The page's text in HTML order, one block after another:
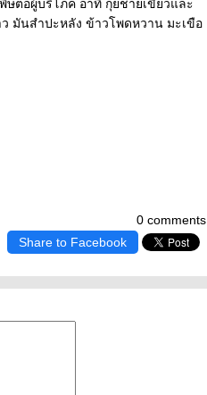
ต่อผู้บริโภค อาทิ กุยช่ายเขียวและ
มันสำปะหลัง ข้าวโพดหวาน มะเขือ
0 comments
Share to Facebook